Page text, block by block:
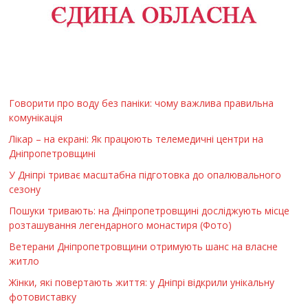
Говорити про воду без паніки: чому важлива правильна
комунікація
Лікар – на екрані: Як працюють телемедичні центри на
Дніпропетровщині
У Дніпрі триває масштабна підготовка до опалювального
сезону
Пошуки тривають: на Дніпропетровщині досліджують місце
розташування легендарного монастиря (Фото)
Ветерани Дніпропетровщини отримують шанс на власне
житло
Жінки, які повертають життя: у Дніпрі відкрили унікальну
фотовиставку